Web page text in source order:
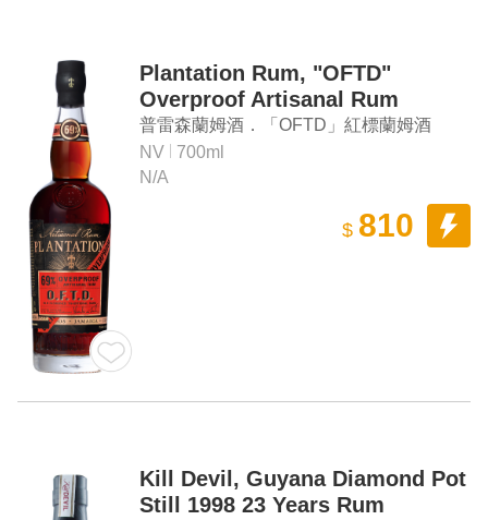
Plantation Rum, "OFTD"
Overproof Artisanal Rum
普雷森蘭姆酒．「OFTD」紅標蘭姆酒
NV
700ml
N/A
$ 810
Kill Devil, Guyana Diamond Pot
Still 1998 23 Years Rum